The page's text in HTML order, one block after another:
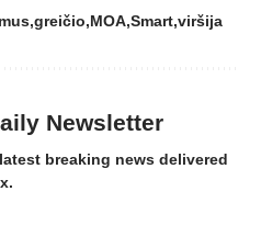
greičio MOA Smart viršija
Newsletter
breaking news delivered